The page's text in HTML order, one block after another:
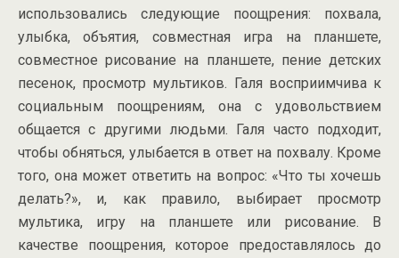
использовались следующие поощрения: похвала,
улыбка, объятия, совместная игра на планшете,
совместное рисование на планшете, пение детских
песенок, просмотр мультиков. Галя восприимчива к
социальным поощрениям, она с удовольствием
общается с другими людьми. Галя часто подходит,
чтобы обняться, улыбается в ответ на похвалу. Кроме
того, она может ответить на вопрос: «Что ты хочешь
делать?», и, как правило, выбирает просмотр
мультика, игру на планшете или рисование. В
качестве поощрения, которое предоставлялось до